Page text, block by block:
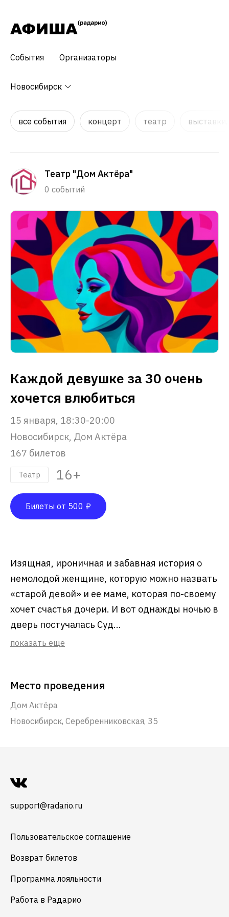
События Организаторы
Новосибирск
все события концерт театр
Театр "Дом Актёра"
0 событий
Каждой девушке за 30 очень
хочется влюбиться
15 января, 18:30-20:00
Новосибирск, Дом Актёра
167 билетов
Театр 16+
Билеты от 500 ₽
Изящная, ироничная и забавная история о
немолодой женщине, которую можно назвать
«старой девой» и ее маме, которая по-своему
хочет счастья дочери. И вот однажды ночью в
дверь постучалась Суд...
показать еще
Место проведения
Дом Актёра
Новосибирск, Серебренниковская, 35
support@radario.ru
Пользовательское соглашение
Возврат билетов
Программа лояльности
Работа в Радарио